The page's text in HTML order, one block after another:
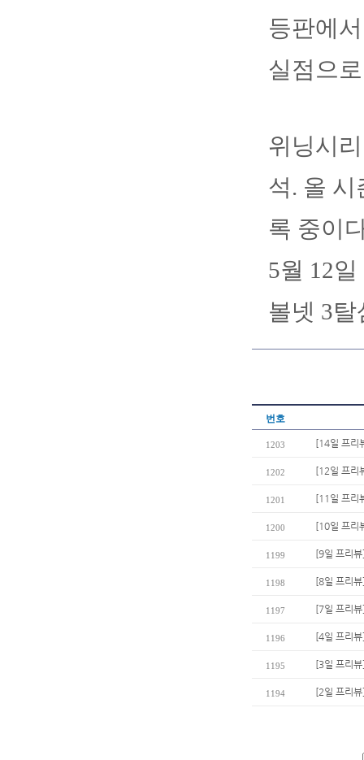
등판에
실점으
위닝시
석. 올 시
록 중이
5월 12
볼넷 3
번호
1203 [14일 프리
1202 [12일 프리
1201 [11일 프리
1200 [10일 프리
1199 [9일 프리
1198 [8일 프리
1197 [7일 프리
1196 [4일 프리
1195 [3일 프리
1194 [2일 프리